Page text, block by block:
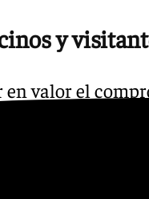
y
en valor el
es recuperar la
la
agradeciendo